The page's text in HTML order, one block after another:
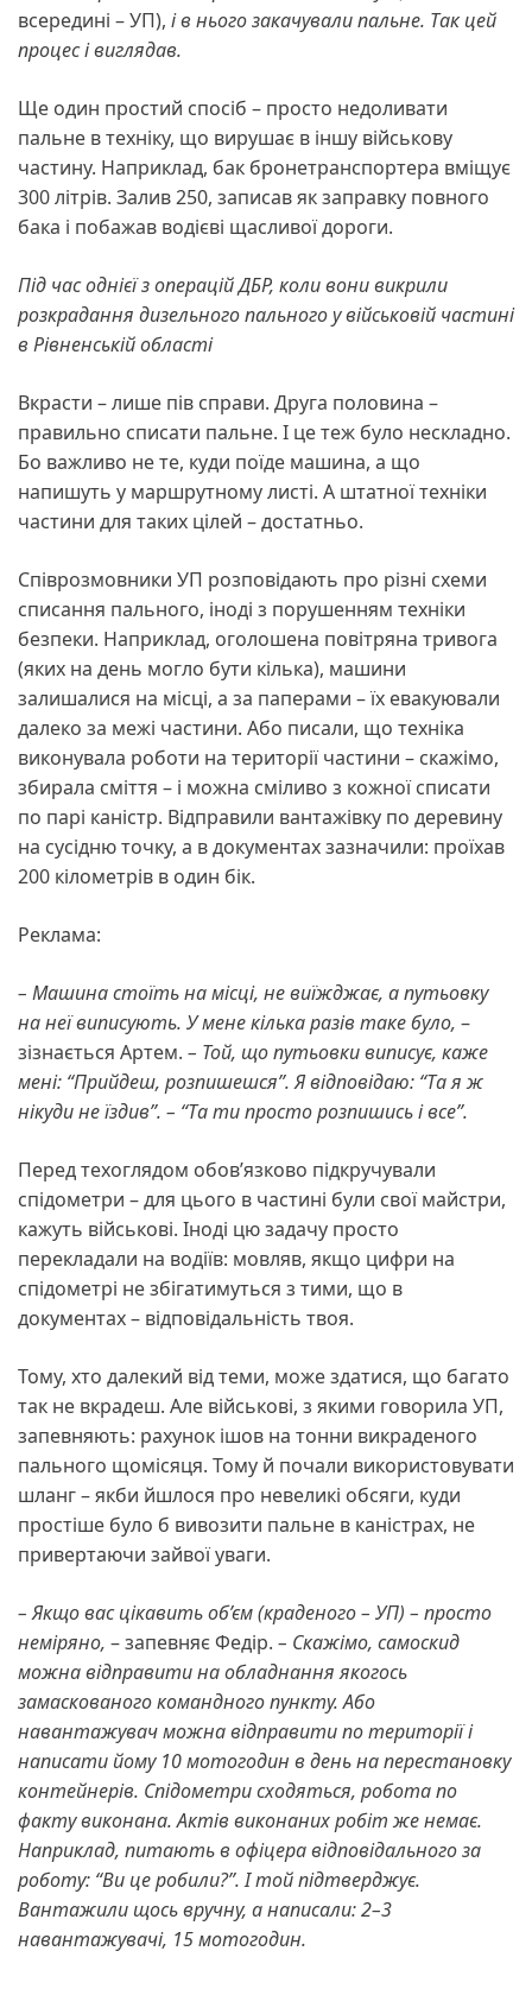
всередині – УП), і в нього закачували пальне. Так цей
процес і виглядав.
Ще один простий спосіб – просто недоливати
пальне в техніку, що вирушає в іншу військову
частину. Наприклад, бак бронетранспортера вміщує
300 літрів. Залив 250, записав як заправку повного
бака і побажав водієві щасливої дороги.
Під час однієї з операцій ДБР, коли вони викрили
розкрадання дизельного пального у військовій частині
в Рівненській області
Вкрасти – лише пів справи. Друга половина –
правильно списати пальне. І це теж було нескладно.
Бо важливо не те, куди поїде машина, а що
напишуть у маршрутному листі. А штатної техніки
частини для таких цілей – достатньо.
Співрозмовники УП розповідають про різні схеми
списання пального, іноді з порушенням техніки
безпеки. Наприклад, оголошена повітряна тривога
(яких на день могло бути кілька), машини
залишалися на місці, а за паперами – їх евакуювали
далеко за межі частини. Або писали, що техніка
виконувала роботи на території частини – скажімо,
збирала сміття – і можна сміливо з кожної списати
по парі каністр. Відправили вантажівку по деревину
на сусідню точку, а в документах зазначили: проїхав
200 кілометрів в один бік.
Реклама:
– Машина стоїть на місці, не виїжджає, а путьовку
на неї виписують. У мене кілька разівтаке було, –
зізнається Артем. – Той, що путьовки виписує, каже
мені: “Прийдеш, розпишешся”. Я відповідаю: “Та я ж
нікуди не їздив”. – “Та ти просто розпишись і все”.
Перед техоглядом обов’язково підкручували
спідометри – для цього в частині були свої майстри,
кажуть військові. Іноді цю задачу просто
перекладали на водіїв: мовляв, якщо цифри на
спідометрі не збігатимуться з тими, що в
документах – відповідальність твоя.
Тому, хто далекий від теми, може здатися, що багато
так не вкрадеш. Але військові, з якими говорила УП,
запевняють: рахунок ішов на тонни викраденого
пального щомісяця. Тому й почали використовувати
шланг – якби йшлося про невеликі обсяги, куди
простіше було б вивозити пальне в каністрах, не
привертаючи зайвої уваги.
– Якщо вас цікавить об’єм (краденого – УП) – просто
неміряно, – запевняє Федір. – Скажімо, самоскид
можна відправити на обладнання якогось
замаскованого командного пункту. Або
навантажувач можна відправити по території і
написати йому 10 мотогодин в день на перестановку
контейнерів. Спідометри сходяться, робота по
факту виконана. Актів виконаних робіт же немає.
Наприклад, питають в офіцера відповідального за
роботу: “Ви це робили?”. І той підтверджує.
Вантажили щось вручну, а написали: 2–3
навантажувачі, 15 мотогодин.